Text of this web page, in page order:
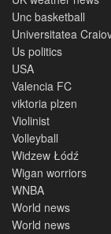
Unc basketball
Universitatea
Us politics
USA
Valencia FC
viktoria plzen
Violinist
Volleyball
Widzew Łódź
Wigan worriors
WNBA
World news
World news